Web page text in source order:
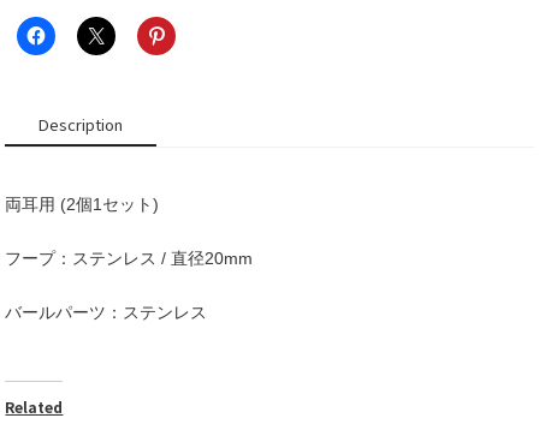
ー
大/
ー
GOLD】
Description
両耳用 (2個1セット)
フープ：ステンレス / 直径20mm
バールパーツ：ステンレス
Related